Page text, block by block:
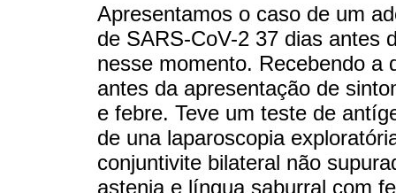
Apresentamos o caso de um
de SARS-CoV-2 37 dias antes
nesse momento. Recebendo a
antes da apresentação de
e febre. Teve um teste de
de una laparoscopia
conjuntivite bilateral não
astenia e língua saburral com